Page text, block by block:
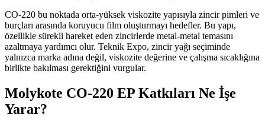
CO-220 bu noktada orta-yüksek viskozite yapısıyla zincir pimleri ve
burçları arasında koruyucu film oluşturmayı hedefler. Bu yapı,
özellikle sürekli hareket eden zincirlerde metal-metal temasını
azaltmaya yardımcı olur. Teknik Expo, zincir yağı seçiminde
yalnızca marka adına değil, viskozite değerine ve çalışma sıcaklığına
birlikte bakılması gerektiğini vurgular.
Molykote CO-220 EP Katkıları Ne İşe
Yarar?